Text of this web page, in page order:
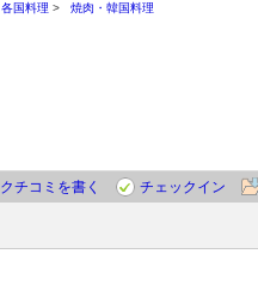
各国料理 焼肉・韓国料理
クチコミを書く
チェックイン